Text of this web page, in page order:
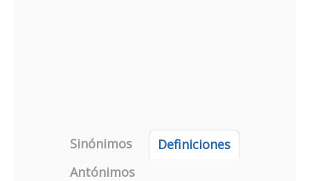
Sinónimos
Definiciones
Antónimos